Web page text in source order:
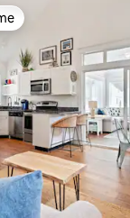
на гостите